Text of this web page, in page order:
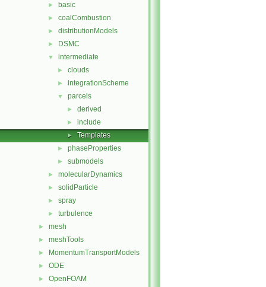
► basic
► coalCombustion
► distributionModels
► DSMC
▼ intermediate
► clouds
► integrationScheme
▼ parcels
► derived
► include
► Templates
► phaseProperties
► submodels
► molecularDynamics
► solidParticle
► spray
► turbulence
► mesh
► meshTools
► MomentumTransportModels
► ODE
► OpenFOAM